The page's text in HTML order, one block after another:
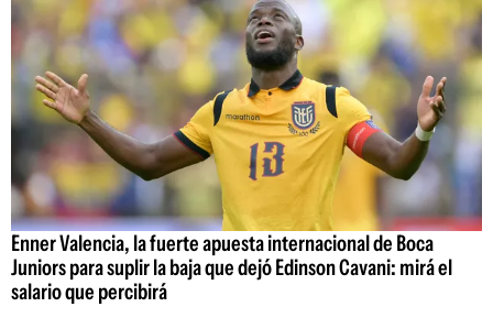
Enner Valencia, la fuerte apuesta internacional de Boca
Juniors para suplir la baja que dejó Edinson Cavani: mirá el
salario que percibirá